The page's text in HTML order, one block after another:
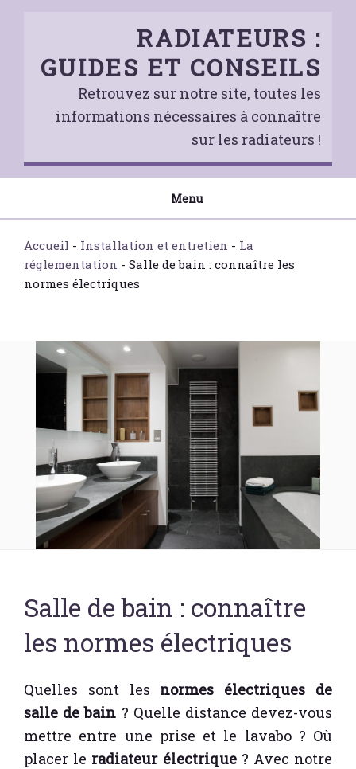
RADIATEURS :
GUIDES ET CONSEILS
Retrouvez sur notre site, toutes les
informations nécessaires à connaître
sur les radiateurs !
Menu
Accueil - Installation et entretien - La
réglementation - Salle de bain : connaître les
normes électriques
Salle de bain : connaître
les normes électriques
Quelles sont les normes électriques de
salle de bain ? Quelle distance devez-vous
mettre entre une prise et le lavabo ? Où
placer le radiateur électrique? Avec notre